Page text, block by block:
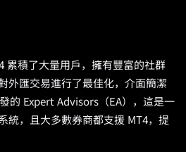
累積了大量用戶，擁有豐富的社群
外匯交易進行了最佳化，介面簡潔
的 Expert Advisors（EA），這是一
統，且大多數券商都支援 MT4，提